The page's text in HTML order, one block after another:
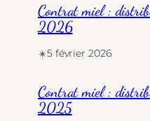
Contrat miel :
2026
✴︎5 février 2026
Contrat miel :
2025